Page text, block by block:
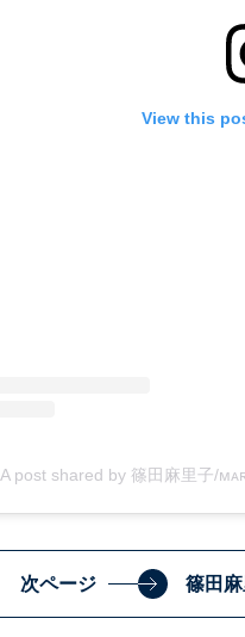
View this
A post shared by 篠田麻里子/
次ページ 篠田